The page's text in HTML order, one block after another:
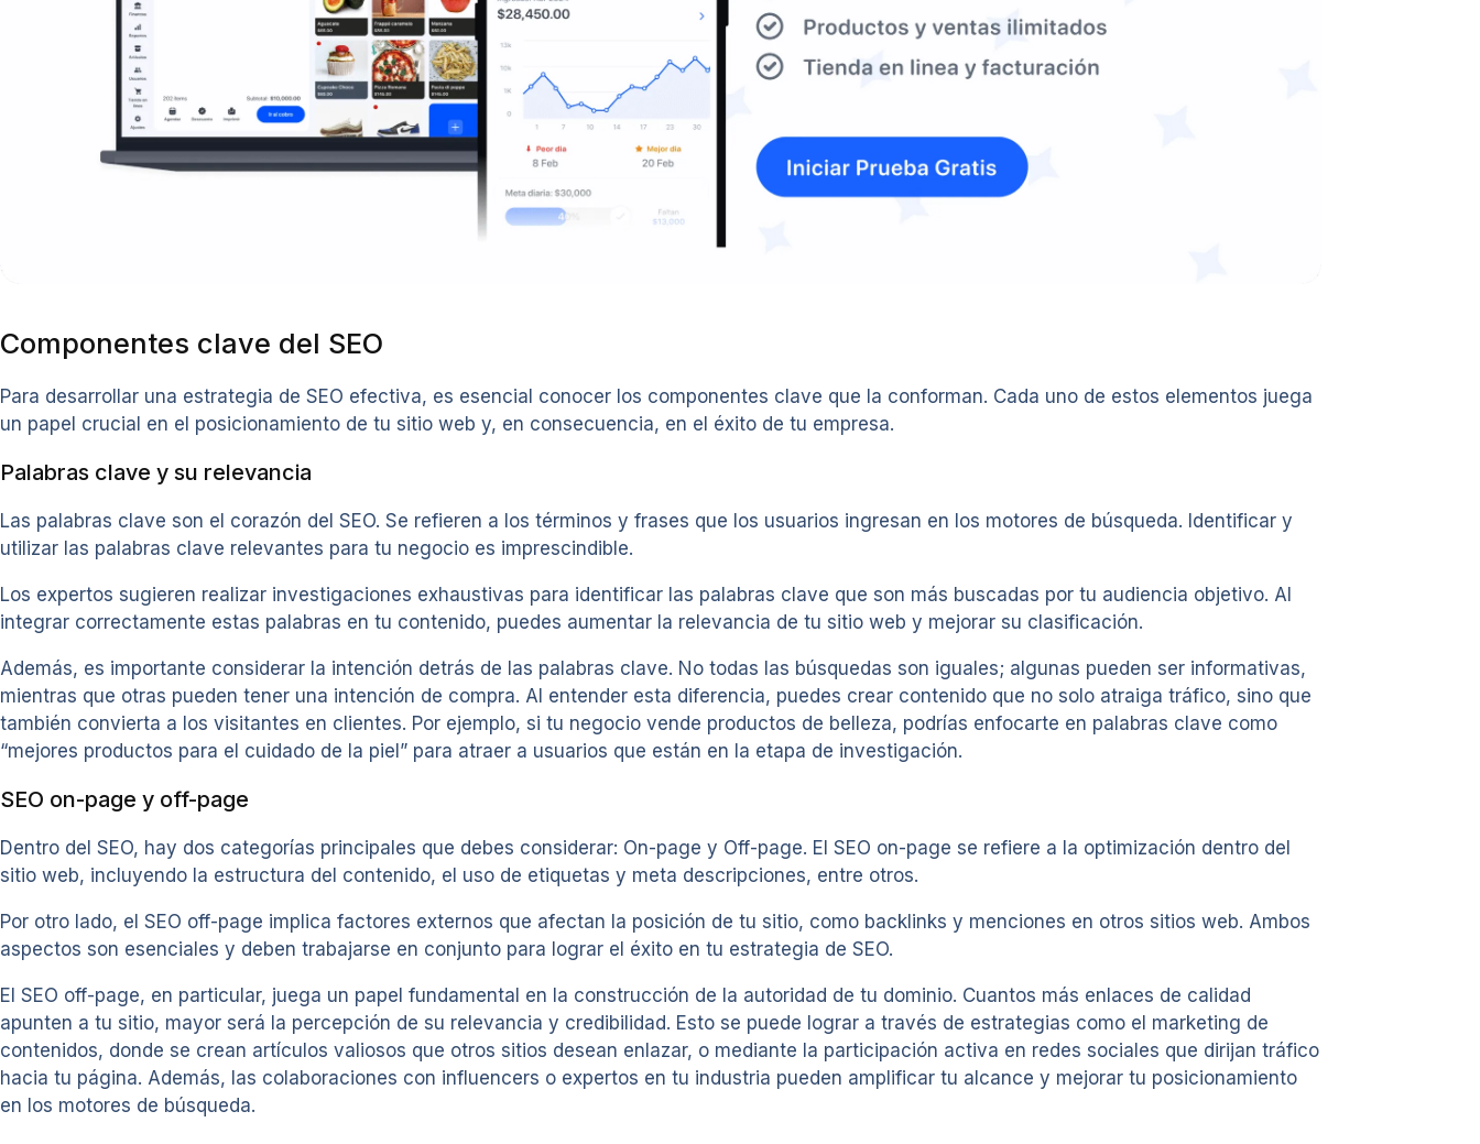
Componentes clave del SEO
Para desarrollar una estrategia de SEO efectiva, es esencial conocer los componentes clave que la conforman. Cada uno de estos elementos juega
un papel crucial en el posicionamiento de tu sitio web y, en consecuencia, en el éxito de tu empresa.
Palabras clave y su relevancia
Las palabras clave son el corazón del SEO. Se refieren a los términos y frases que los usuarios ingresan en los motores de búsqueda. Identificar y
utilizar las palabras clave relevantes para tu negocio es imprescindible.
Los expertos sugieren realizar investigaciones exhaustivas para identificar las palabras clave que son más buscadas por tu audiencia objetivo. Al
integrar correctamente estas palabras en tu contenido, puedes aumentar la relevancia de tu sitio web y mejorar su clasificación.
Además, es importante considerar la intención detrás de las palabras clave. No todas las búsquedas son iguales; algunas pueden ser informativas,
mientras que otras pueden tener una intención de compra. Al entender esta diferencia, puedes crear contenido que no solo atraiga tráfico, sino que
también convierta a los visitantes en clientes. Por ejemplo, si tu negocio vende productos de belleza, podrías enfocarte en palabras clave como
“mejores productos para el cuidado de la piel” para atraer a usuarios que están en la etapa de investigación.
SEO on-page y off-page
Dentro del SEO, hay dos categorías principales que debes considerar: On-page y Off-page. El SEO on-page se refiere a la optimización dentro del
sitio web, incluyendo la estructura del contenido, el uso de etiquetas y meta descripciones, entre otros.
Por otro lado, el SEO off-page implica factores externos que afectan la posición de tu sitio, como backlinks y menciones en otros sitios web. Ambos
aspectos son esenciales y deben trabajarse en conjunto para lograr el éxito en tu estrategia de SEO.
El SEO off-page, en particular, juega un papel fundamental en la construcción de la autoridad de tu dominio. Cuantos más enlaces de calidad
apunten a tu sitio, mayor será la percepción de su relevancia y credibilidad. Esto se puede lograr a través de estrategias como el marketing de
contenidos, donde se crean artículos valiosos que otros sitios desean enlazar, o mediante la participación activa en redes sociales que dirijan tráfico
hacia tu página. Además, las colaboraciones con influencers o expertos en tu industria pueden amplificar tu alcance y mejorar tu posicionamiento
en los motores de búsqueda.